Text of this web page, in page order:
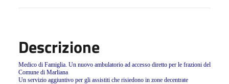
Descrizione
Medico di Famiglia. Un nuovo ambulatorio ad accesso diretto per le frazioni del
Comune di Marliana
Un servizio aggiuntivo per gli assistiti che risiedono in zone decentrate